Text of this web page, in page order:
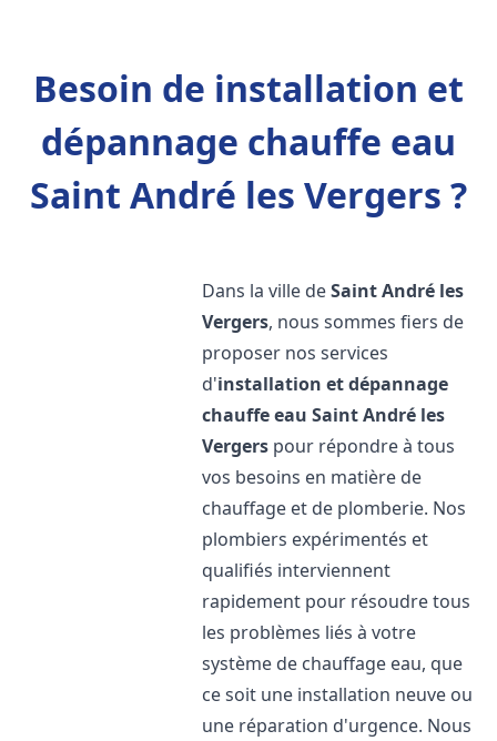
Besoin de installation et
dépannage chauffe eau
Saint André les Vergers ?
Dans la ville deSaint André les
Vergers, nous sommes fiers de
proposer nos services
d'installation et dépannage
chauffe eau Saint André les
Vergers pour répondre à tous
vos besoins en matière de
chauffage et de plomberie. Nos
plombiers expérimentés et
qualifiés interviennent
rapidement pour résoudre tous
les problèmes liés à votre
système de chauffage eau, que
ce soit une installation neuve ou
une réparation d'urgence. Nous